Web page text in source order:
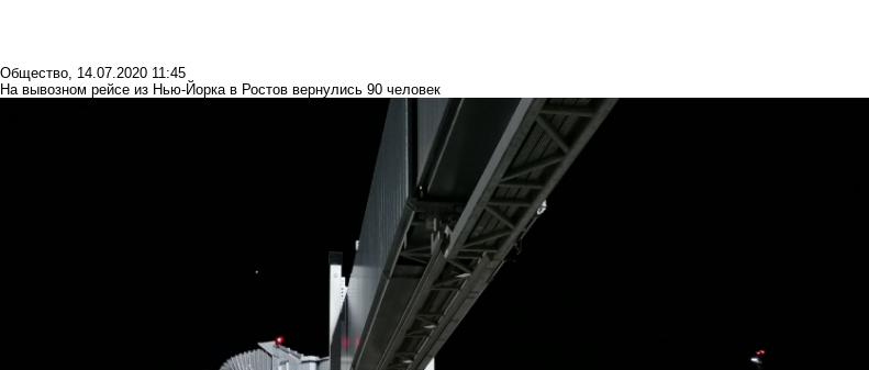
Общество, 14.07.2020 11:45
На вывозном рейсе из Нью-Йорка в Ростов вернулись 90 человек